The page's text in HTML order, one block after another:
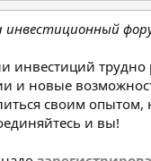
инвестиций
и новые
своим
и вы!